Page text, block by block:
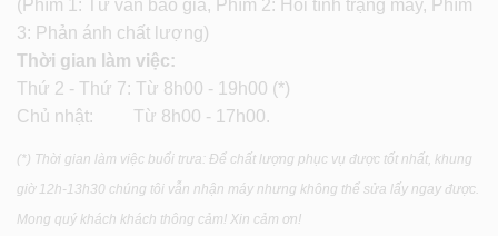
(Phím 1: Tư vấn báo giá, Phím 2: Hỏi tình trạng máy, Phím
3: Phản ánh chất lượng)
Thời gian làm việc:
Thứ 2 - Thứ 7: Từ 8h00 - 19h00 (*)
Chủ nhật: Từ 8h00 - 17h00.
(*) Thời gian làm việc buổi trưa: Để chất lượng phục vụ được tốt nhất, khung
giờ 12h-13h30 chúng tôi vẫn nhận máy nhưng không thể sửa lấy ngay được.
Mong quý khách khách thông cảm! Xin cảm ơn!